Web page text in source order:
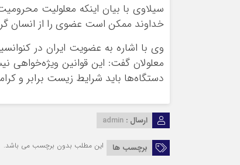
سیلاوی با بیان اینکه معلولیت
خداوند ممکن است عضوی را از انسان
وی با اشاره به عضویت ایران در
دستگاه‌ها باید شرایط زیست برابر و
ارسال : admin
برچسب ها این مطلب بدون برچسب می باشد.